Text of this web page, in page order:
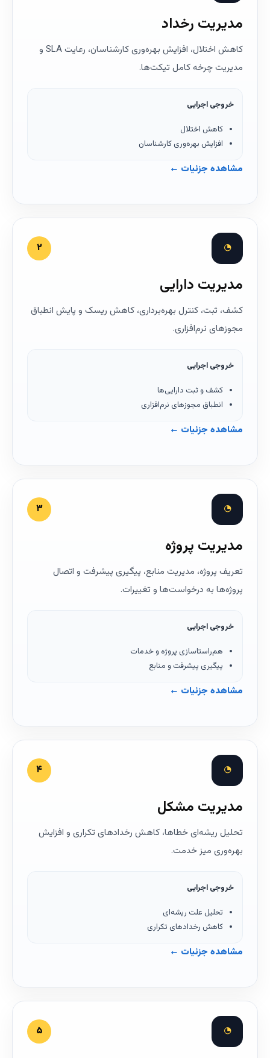
مدیریت رخداد
کاهش اختلال، افزایش بهره‌وری کارشناسان، رعایت SLA و
مدیریت چرخه کامل تیکت‌ها.
خروجی اجرایی
کاهش اختلال
افزایش بهره‌وری کارشناسان
مشاهده جزئیات ←
◔ ۲
مدیریت دارایی
کشف، ثبت، کنترل بهره‌برداری، کاهش ریسک و پایش انطباق
مجوزهای نرم‌افزاری.
خروجی اجرایی
کشف و ثبت دارایی‌ها
انطباق مجوزهای نرم‌افزاری
مشاهده جزئیات ←
◔ ۳
مدیریت پروژه
تعریف پروژه، مدیریت منابع، پیگیری پیشرفت و اتصال
پروژه‌ها به درخواست‌ها و تغییرات.
خروجی اجرایی
هم‌راستاسازی پروژه و خدمات
پیگیری پیشرفت و منابع
مشاهده جزئیات ←
◔ ۴
مدیریت مشکل
تحلیل ریشه‌ای خطاها، کاهش رخدادهای تکراری و افزایش
بهره‌وری میز خدمت.
خروجی اجرایی
تحلیل علت ریشه‌ای
کاهش رخدادهای تکراری
مشاهده جزئیات ←
◔ ۵